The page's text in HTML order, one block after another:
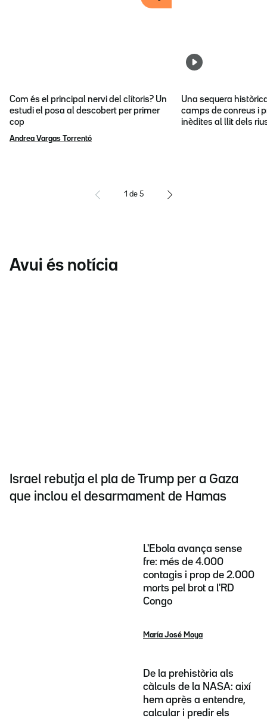
Com és el principal nervi del clítoris? Un
estudi el posa al descobert per primer
cop
Andrea Vargas Torrentó
Una sequera
camps de conreus i
inèdites al llit dels
1 de 5
Avui és notícia
Israel rebutja el pla de Trump per a Gaza
que inclou el desarmament de Hamas
L'Ebola avança sense
fre: més de 4.000
contagis i prop de 2.000
morts pel brot a l'RD
Congo
María José Moya
De la prehistòria als
càlculs de la NASA: així
hem après a entendre,
calcular i predir els